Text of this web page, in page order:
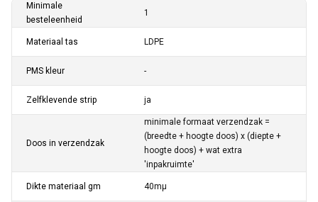
Minimale
besteleenheid
1
Materiaal tas LDPE
PMS kleur -
Zelfklevende strip ja
Doos in verzendzak
minimale formaat verzendzak =
(breedte + hoogte doos) x (diepte +
hoogte doos) + wat extra
'inpakruimte'
Dikte materiaal gm 40mµ